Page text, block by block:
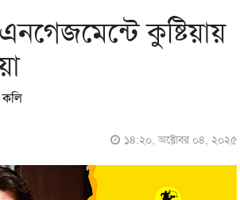
কুষ্টিয়ায়
কলি
১৪:২০, অক্টোবর ০৪, ২০২৫